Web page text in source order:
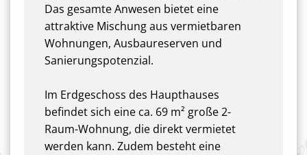
Das gesamte Anwesen bietet eine
attraktive Mischung aus vermietbaren
Wohnungen, Ausbaureserven und
Sanierungspotenzial.
Im Erdgeschoss des Haupthauses
befindet sich eine ca. 69 m² große 2-
Raum-Wohnung, die direkt vermietet
werden kann. Zudem besteht eine